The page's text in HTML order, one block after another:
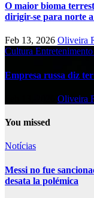
O maior bioma
dirigir-se para norte
Feb 13, 2026 Oliveira
Cultura Entretenimento
Empresa russa diz
Oliveira
You missed
Notícias
Messi no fue
desata la polémica